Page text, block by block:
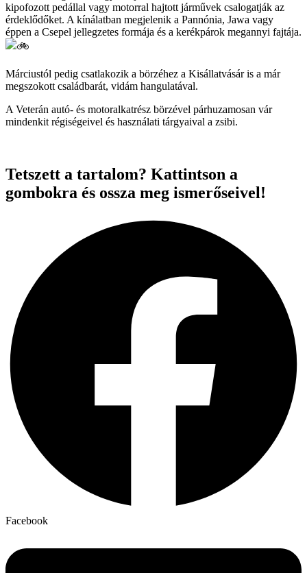
kipofozott pedállal vagy motorral hajtott járművek csalogatják az
érdeklődőket. A kínálatban megjelenik a Pannónia, Jawa vagy
éppen a Csepel jellegzetes formája és a kerékpárok megannyi fajtája.
Márciustól pedig csatlakozik a börzéhez a Kisállatvásár is a már
megszokott családbarát, vidám hangulatával.
A Veterán autó- és motoralkatrész börzével párhuzamosan vár
mindenkit régiségeivel és használati tárgyaival a zsibi.
Tetszett a tartalom? Kattintson a
gombokra és ossza meg ismerőseivel!
Facebook